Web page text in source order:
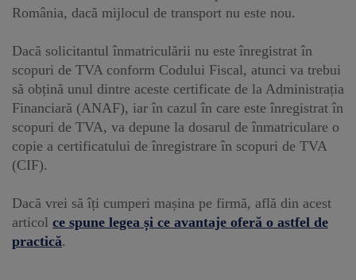
România, dacă mijlocul de transport nu este nou.
Dacă solicitantul înmatriculării nu este înregistrat în
scopuri de TVA conform Codului Fiscal, atunci va trebui
să obțină unul dintre aceste certificate de la Administrația
Financiară (ANAF), iar în cazul în care este înregistrat în
scopuri de TVA, va depune la dosarul de înmatriculare o
copie a certificatului de înregistrare în scopuri de TVA
(CIF).
Dacă vrei să îți cumperi mașina pe firmă, află din acest
articol ce spune legea și ce avantaje oferă o astfel de
practică.